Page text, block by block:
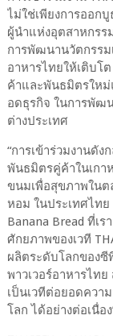
ไม่ใช่เพียงการออก
ผู้นำแห่งอุตสาหกรร
การพัฒนานวัตกรร
อาหารไทยให้เติบโ
ค้าและพันธมิตรใหม่
อดธุรกิจ ในการพั
ต่างประเทศ
“การเข้าร่วมงานดั
พันธมิตรคู่ค้าในเกา
ขนมเพื่อสุขภาพในต
หอม ในประเทศไท
Banana Bread ที่เ
ศักยภาพของเวที
ผลิตระดับโลกของ
พาวเวอร์อาหารไท
เป็นเวทีต่อยอดควา
โลก ได้อย่างต่อเนื่อ